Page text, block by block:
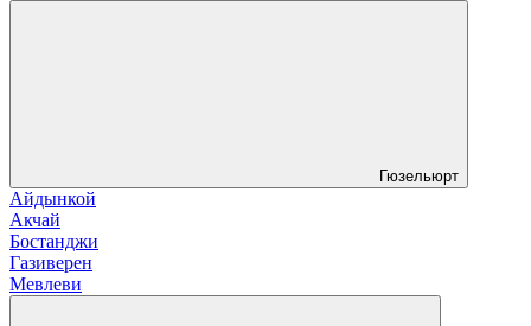
Гюзельюрт
Айдынкой
Акчай
Бостанджи
Газиверен
Мевлеви